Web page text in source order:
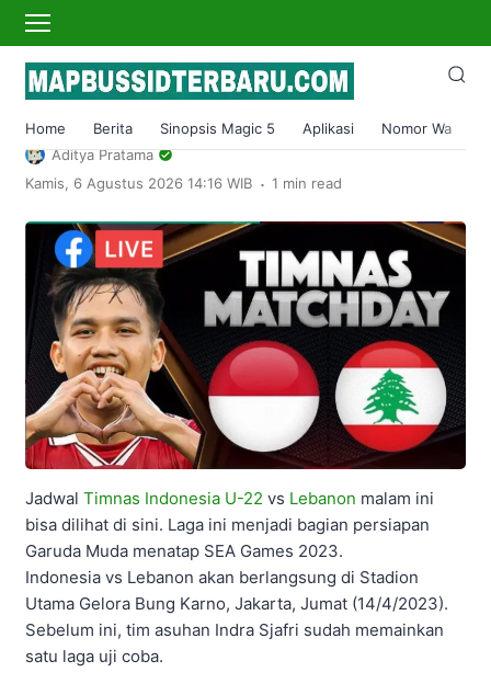
Home Berita Sinopsis Magic 5 Aplikasi Nomor Wa
Home›Sport
Live Streaming Timnas Indonesia U22 Vs
Lebanon Malam Ini
Aditya Pratama
Kamis, 6 Agustus 2026 14:16 WIB . 1 min read
Jadwal Timnas Indonesia U-22 vs Lebanon malam ini
bisa dilihat di sini. Laga ini menjadi bagian persiapan
Garuda Muda menatap SEA Games 2023.
Indonesia vs Lebanon akan berlangsung di Stadion
Utama Gelora Bung Karno, Jakarta, Jumat (14/4/2023).
Sebelum ini, tim asuhan Indra Sjafri sudah memainkan
satu laga uji coba.